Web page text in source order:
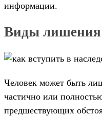
информации.
Виды лишения
Человек может быть
частично или
предшествующих